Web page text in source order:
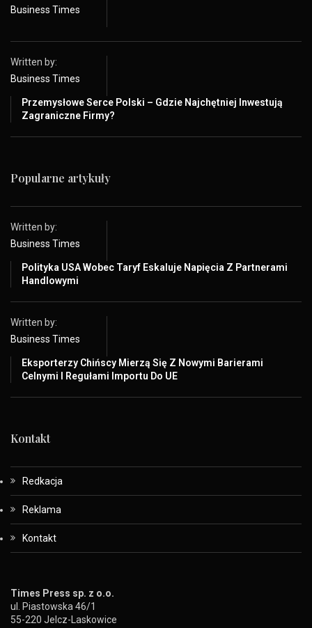
Business Times
Written by:
Business Times
Przemysłowe Serce Polski – Gdzie Najchętniej Inwestują
Zagraniczne Firmy?
Popularne artykuły
Written by:
Business Times
Polityka USA Wobec Taryf Eskaluje Napięcia Z Partnerami
Handlowymi
Written by:
Business Times
Eksporterzy Chińscy Mierzą Się Z Nowymi Barierami
Celnymi I Regułami Importu Do UE
Kontakt
Redkacja
Reklama
Kontakt
Times Press sp. z o.o.
ul. Piastowska 46/1
55-220 Jelcz-Laskowice